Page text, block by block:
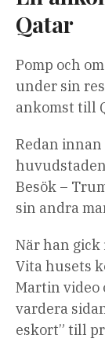
Qatar
Pomp och
under sin
ankomst till
Redan innan
Besök –
sin andra
När han
Vita husets
Martin video
vardera
eskort” till